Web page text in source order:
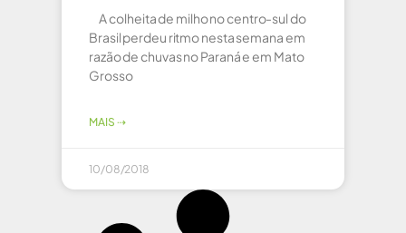
A colheita de milho no centro-sul do
Brasil perdeu ritmo nesta semana em
razão de chuvas no Paraná e em Mato
Grosso
MAIS ⇢
10/08/2018